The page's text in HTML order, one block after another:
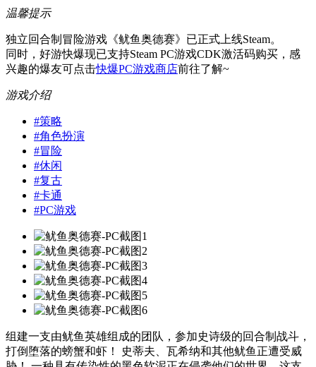
温馨提示
独立回合制冒险游戏《鱿鱼奥德赛》已正式上线Steam。
同时，好游快爆现已支持Steam PC游戏CDK激活码购买，感
兴趣的爆友可点击快爆PC游戏商店前往了解~
游戏介绍
#策略
#角色扮演
#冒险
#休闲
#复古
#卡通
#PC游戏
组建一支由鱿鱼英雄组成的团队，参加史诗级的回合制战斗，
打倒堕落的螃蟹和虾！ 史蒂夫、瓦希纳和其他鱿鱼正遭受威